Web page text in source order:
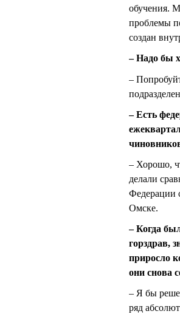
обучения.
проблемы
создан
– Надо бы
–
– Есть
– Хорошо,
делали
Федерации
Омске.
– Когда
горздрав,
приросло
они снова
– Я бы
ряд